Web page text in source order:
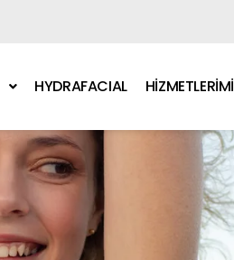
HYDRAFACIAL